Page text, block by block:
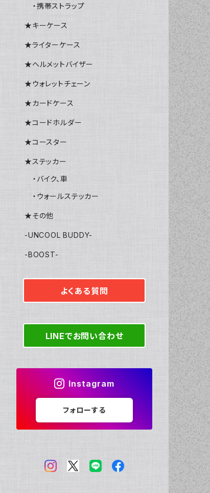
・携帯ストラップ
★キーケース
★ライターケース
★ヘルメットバイザー
★ウォレットチェーン
★カードケース
★コードホルダー
★コースター
★ステッカー
・バイク、車
・ウォールステッカー
★その他
-UNCOOL BUDDY-
-BOOST-
よくある質問
LINEでお問い合わせ
Instagram
フォローする